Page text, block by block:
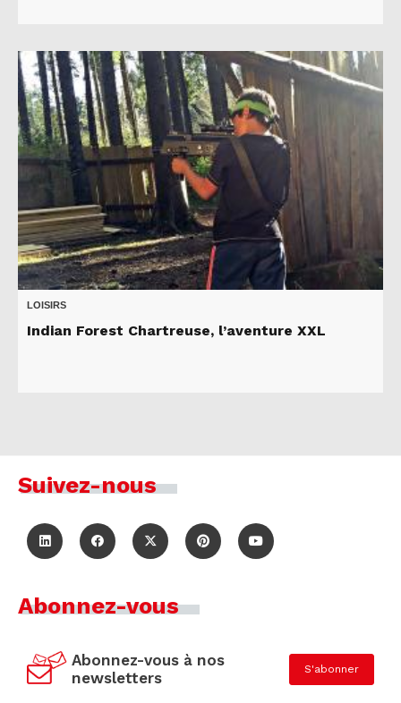
LOISIRS
Indian Forest Chartreuse, l’aventure XXL
Suivez-nous
Abonnez-vous
Abonnez-vous à nos
newsletters
S'abonner